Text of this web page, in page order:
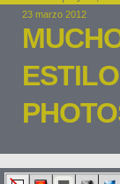
23 marzo 2012